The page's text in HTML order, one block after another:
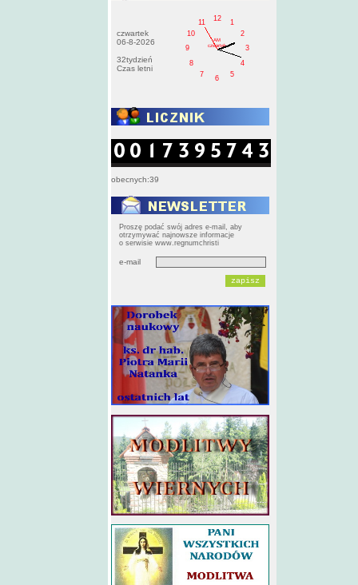
czwartek
06-8-2026
32tydzień
Czas letni
1
2
3
4
5
6
7
8
9
10
11
12
AM
czwartek
obecnych:39
Proszę podać swój adres e-mail, aby
otrzymywać najnowsze informacje
o serwisie www.regnumchristi
e-mail